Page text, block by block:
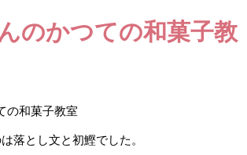
のかつての和菓子教
の和菓子教室
落とし文と初鰹でした。